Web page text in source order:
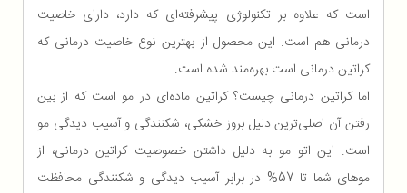
است که علاوه بر تکنولوژی پیشرفته‌ای که دارد، دارای خاصیت
درمانی هم است. این محصول از بهترین نوع خاصیت درمانی که
کراتین درمانی است بهره‌مند شده است.
اما کراتین درمانی چیست؟ کراتین ماده‌ای در مو است که از بین
رفتن آن اصلی‌ترین دلیل بروز خشکی، شکنندگی و آسیب دیدگی مو
است. این اتو مو به دلیل داشتن خصوصیت کراتین درمانی، از
موهای شما تا 57% در برابر آسیب دیدگی و شکنندگی محافظت